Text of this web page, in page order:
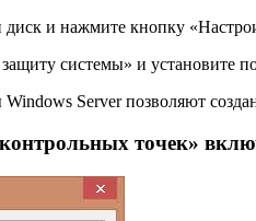
и нажмите кнопку
системы» и установите
Server позволяют
точек»